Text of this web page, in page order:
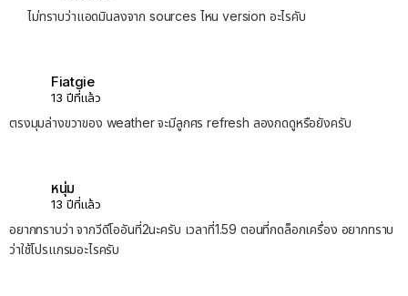
ไม่ทราบว่าแอดมินลงจาก sources ไหน version อะไรคับ
Fiatgie
13 ปีที่แล้ว
ตรงมุมล่างขวาของ weather จะมีลูกศร refresh ลองกดดูหรือยังครับ
หนุ่ม
13 ปีที่แล้ว
อยากทราบว่า จากวีดีโออันที่2นะครับ เวลาที่1.59 ตอนที่กดล็อกเครื่อง อยากทราบ
ว่าใช้โปรแกรมอะไรครับ